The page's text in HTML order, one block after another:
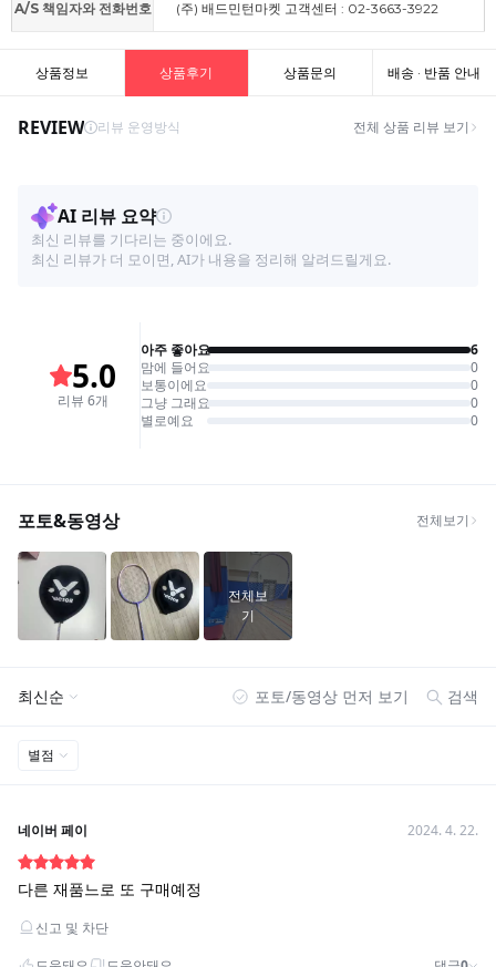
A/S 책임자와 전화번호 (주) 배드민턴마켓 고객센터 : 02-3663-3922
상품정보 상품후기 상품문의 배송 · 반품 안내